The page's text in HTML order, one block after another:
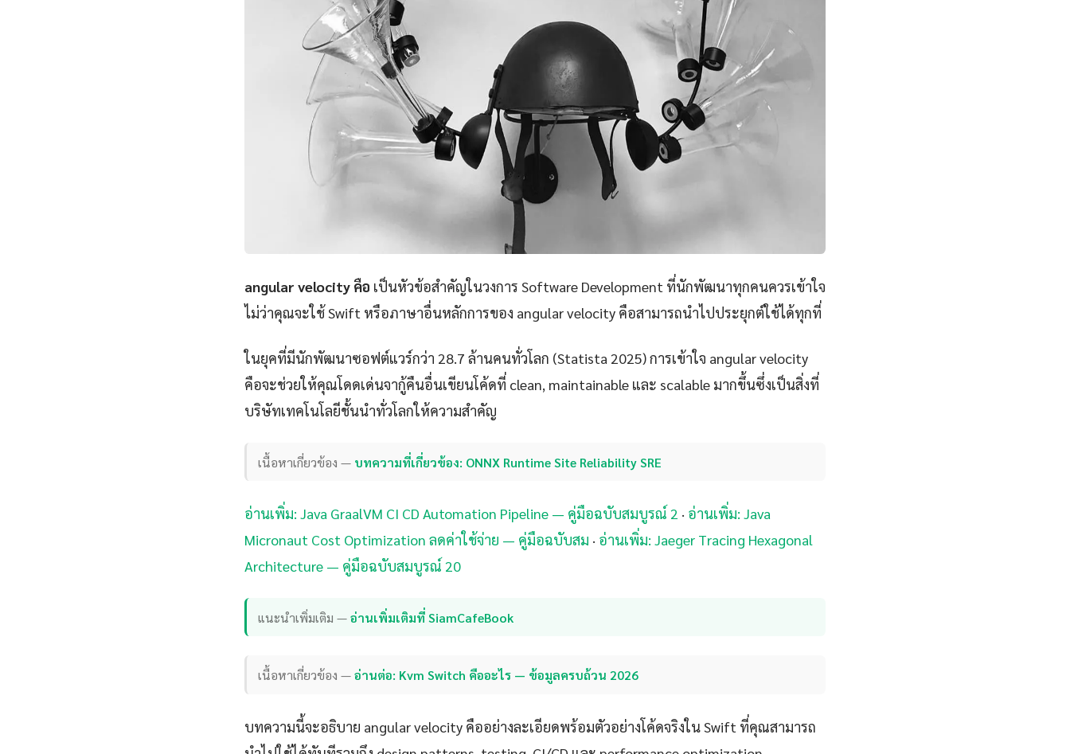
angular velocity คือ เป็นหัวข้อสำคัญในวงการ Software Development ที่นักพัฒนาทุกคนควรเข้าใจ
ไม่ว่าคุณจะใช้ Swift หรือภาษาอื่นหลักการของ angular velocity คือสามารถนำไปประยุกต์ใช้ได้ทุกที่
ในยุคที่มีนักพัฒนาซอฟต์แวร์กว่า 28.7 ล้านคนทั่วโลก (Statista 2025) การเข้าใจ angular velocity
คือจะช่วยให้คุณโดดเด่นจากู้คืนอื่นเขียนโค้ดที่ clean, maintainable และ scalable มากขึ้นซึ่งเป็นสิ่งที่
บริษัทเทคโนโลยีชั้นนำทั่วโลกให้ความสำคัญ
เนื้อหาเกี่ยวข้อง — บทความที่เกี่ยวข้อง: ONNX Runtime Site Reliability SRE
อ่านเพิ่ม: Java GraalVM CI CD Automation Pipeline — คู่มือฉบับสมบูรณ์ 2 · อ่านเพิ่ม: Java
Micronaut Cost Optimization ลดค่าใช้จ่าย — คู่มือฉบับสม · อ่านเพิ่ม: Jaeger Tracing Hexagonal
Architecture — คู่มือฉบับสมบูรณ์ 20
แนะนำเพิ่มเติม —อ่านเพิ่มเติมที่ SiamCafeBook
เนื้อหาเกี่ยวข้อง —อ่านต่อ: Kvm Switch คืออะไร — ข้อมูลครบถ้วน 2026
บทความนี้จะอธิบาย angular velocity คืออย่างละเอียดพร้อมตัวอย่างโค้ดจริงใน Swift ที่คุณสามารถ